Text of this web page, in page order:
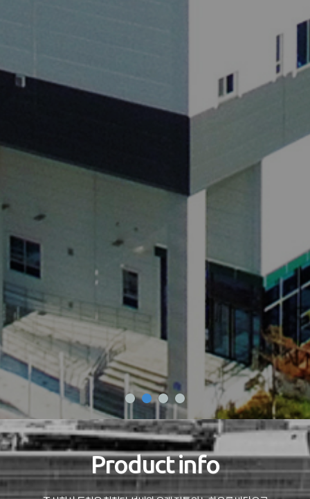
Product info